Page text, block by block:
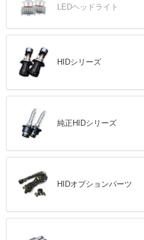
LEDヘッドライト
HIDシリーズ
純正HIDシリーズ
HIDオプションパーツ